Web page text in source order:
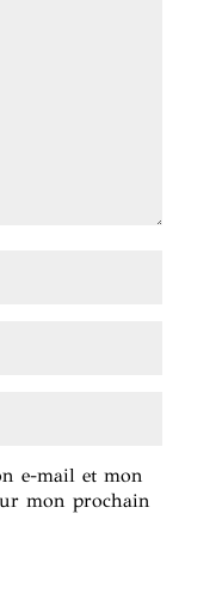
e-mail et mon
mon prochain